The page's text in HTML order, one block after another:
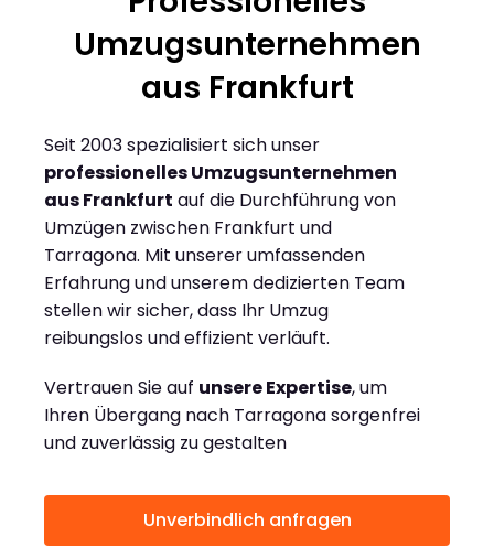
Umzugsunternehmen
aus Frankfurt
Seit 2003 spezialisiert sich unser
professionelles Umzugsunternehmen
aus Frankfurt auf die Durchführung von
Umzügen zwischen Frankfurt und
Tarragona. Mit unserer umfassenden
Erfahrung und unserem dedizierten Team
stellen wir sicher, dass Ihr Umzug
reibungslos und effizient verläuft.
Vertrauen Sie auf unsere Expertise, um
Ihren Übergang nach Tarragona sorgenfrei
und zuverlässig zu gestalten
Unverbindlich anfragen